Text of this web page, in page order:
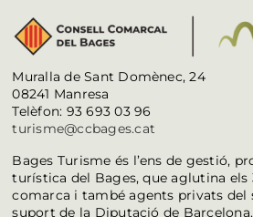
Muralla de Sant Domènec, 24
08241 Manresa
Telèfon: 93 693 03 96
turisme@ccbages.cat
Bages Turisme és l’ens de gestió,
turística del Bages, que aglutina els
comarca i també agents privats
suport de la Diputació de Barcelona.